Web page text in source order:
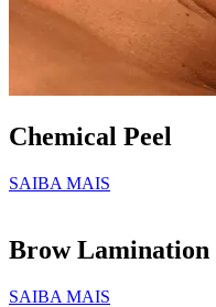
Chemical Peel
SAIBA MAIS
Brow Lamination
SAIBA MAIS